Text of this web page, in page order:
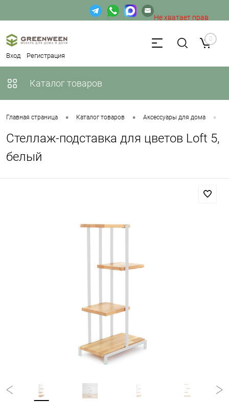
Вход Регистрация
Не хватает прав
доступа к веб-форме. 0
Каталог товаров
Главная страница • Каталог товаров • Аксессуары для дома •
Стеллаж-подставка для цветов Loft 5,
белый